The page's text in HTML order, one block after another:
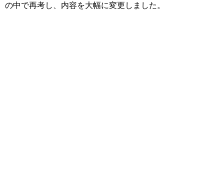
の中で再考し、内容を大幅に変更しました。